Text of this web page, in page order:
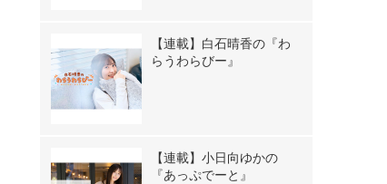
【連載】白石晴香の『わ
らうわらびー』
【連載】小日向ゆかの
『あっぷでーと』